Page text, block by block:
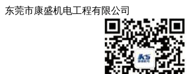
东莞市康盛机电工程有限公司